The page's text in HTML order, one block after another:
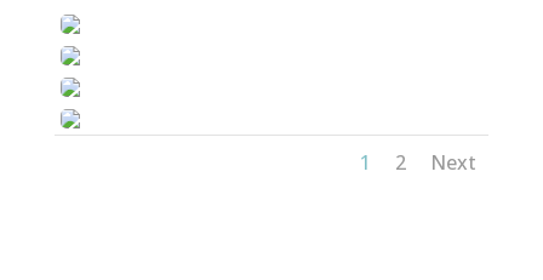
1 2 Next